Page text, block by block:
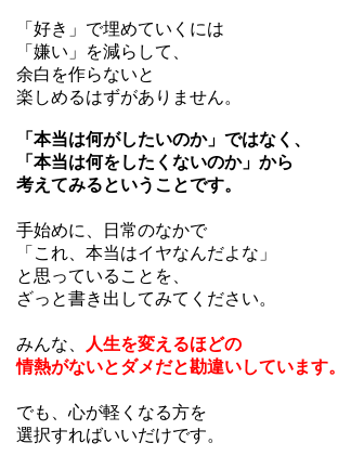
「好き」で埋めていくには
「嫌い」を減らして、
余白を作らないと
楽しめるはずがありません。
「本当は何がしたいのか」ではなく、
「 本当は何をしたくないのか」から
考えてみるということです。
手始めに、日常のなかで
「これ、本当はイヤなんだよな」
と思っていることを、
ざっと書き出してみてください。
みんな、
人生を変えるほどの
情熱がないとダメだと勘違いしています。
でも、心が軽くなる方を
選択すればいいだけです。